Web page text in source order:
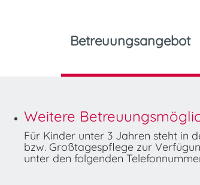
Betreuungsangebot
Weitere
Für Kinder unter 3 Jahren steht in
bzw. Großtagespflege zur
unter den folgenden